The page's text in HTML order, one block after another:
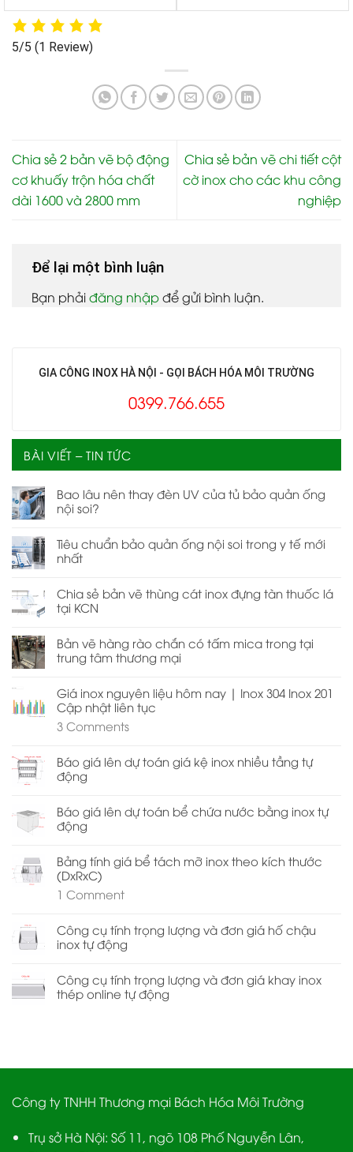
GIA CÔNG INOX HÀ NỘI - GỌI BÁCH HÓA MÔI TRƯỜNG
0399.766.655
BÀI VIẾT – TIN TỨC
Bao lâu nên thay đèn UV của tủ bảo quản ống
nội soi?
Tiêu chuẩn bảo quản ống nội soi trong y tế mới
nhất
Chia sẻ bản vẽ thùng cát inox đựng tàn thuốc lá
tại KCN
Bản vẽ hàng rào chắn có tấm mica trong tại
trung tâm thương mại
Giá inox nguyên liệu hôm nay | Inox 304 Inox 201
Cập nhật liên tục
3 Comments
Báo giá lên dự toán giá kệ inox nhiều tầng tự
động
Báo giá lên dự toán bể chứa nước bằng inox tự
động
Bảng tính giá bể tách mỡ inox theo kích thước
(DxRxC)
1 Comment
Công cụ tính trọng lượng và đơn giá hố chậu
inox tự động
Công cụ tính trọng lượng và đơn giá khay inox
thép online tự động
5/5 (1 Review)
Chia sẻ 2 bản vẽ bộ động
cơ khuấy trộn hóa chất
dài 1600 và 2800 mm
Chia sẻ bản vẽ chi tiết cột
cờ inox cho các khu công
nghiệp
Để lại một bình luận
Bạn phảiđăng nhậpđể gửi bình luận.
Công ty TNHH Thương mại Bách Hóa Môi Trường
Trụ sở Hà Nội: Số 11, ngõ 108 Phố Nguyễn Lân,